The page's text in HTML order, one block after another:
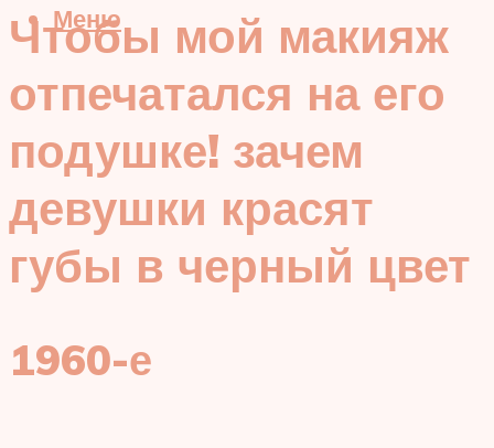
Меню
Чтобы мой макияж
отпечатался на его
подушке! зачем
девушки красят
губы в черный цвет
1960-е